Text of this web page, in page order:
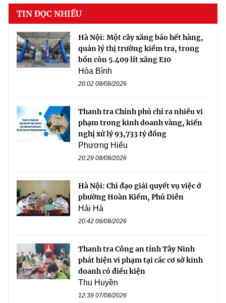
TIN ĐỌC NHIỀU
Hà Nội: Một cây xăng báo hết hàng,
quản lý thị trường kiểm tra, trong
bồn còn 5.409 lít xăng E10
Hòa Bình
20:02 08/08/2026
Thanh tra Chính phủ chỉ ra nhiều vi
phạm trong kinh doanh vàng, kiến
nghị xử lý 93,733 tỷ đồng
Phương Hiếu
20:29 08/08/2026
Hà Nội: Chỉ đạo giải quyết vụ việc ở
phường Hoàn Kiếm, Phú Diễn
Hải Hà
20:42 06/08/2026
Thanh tra Công an tỉnh Tây Ninh
phát hiện vi phạm tại các cơ sở kinh
doanh có điều kiện
Thu Huyền
12:39 07/08/2026